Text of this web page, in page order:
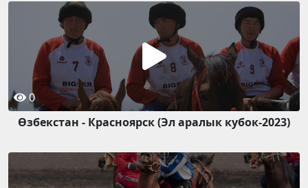
0
Өзбекстан - Красноярск (Эл аралык кубок-2023)